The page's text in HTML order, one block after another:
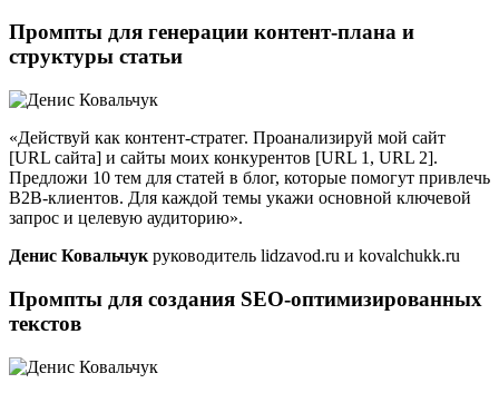
Промпты для генерации контент-плана и
структуры статьи
«Действуй как контент-стратег. Проанализируй мой сайт
[URL сайта] и сайты моих конкурентов [URL 1, URL 2].
Предложи 10 тем для статей в блог, которые помогут привлечь
B2B-клиентов. Для каждой темы укажи основной ключевой
запрос и целевую аудиторию».
Денис Ковальчук руководитель lidzavod.ru и kovalchukk.ru
Промпты для создания SEO-оптимизированных
текстов